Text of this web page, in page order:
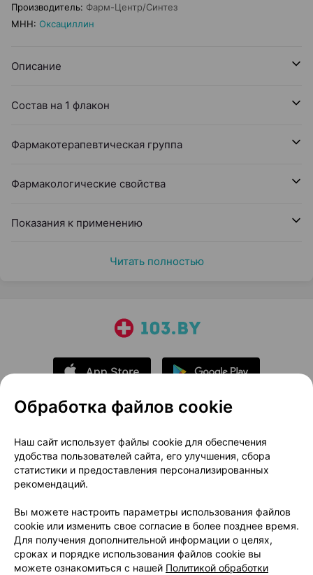
Производитель: Фарм-Центр/Синтез
МНН: Оксациллин
Описание
Состав на 1 флакон
Фармакотерапевтическая группа
Фармакологические свойства
Показания к применению
Читать полностью
О проекте
Новости проекта
Размещение рекламы
Медицинский маркетинг
Публичный договор
Доставка
Способы оплаты
Вакансии
Партнеры
Написать руководителю 103.by
Написать в поддержку
Обработка файлов cookie
Наш сайт использует файлы cookie для обеспечения
удобства пользователей сайта, его улучшения, сбора
статистики и предоставления персонализированных
рекомендаций.
Вы можете настроить параметры использования файлов
cookie или изменить свое согласие в более позднее время.
Для получения дополнительной информации о целях,
сроках и порядке использования файлов cookie вы
можете ознакомиться с нашей Политикой обработки